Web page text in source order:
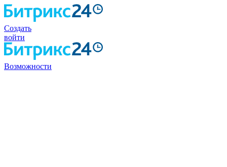
Создать
войти
Возможности